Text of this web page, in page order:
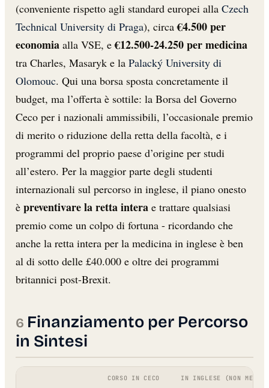
(conveniente rispetto agli standard europei alla Czech
Technical University di Praga), circa€4.500 per
economia alla VSE, e€12.500-24.250 per medicina
tra Charles, Masaryk e la Palacký University di
Olomouc. Qui una borsa sposta concretamente il
budget, ma l’offerta è sottile: la Borsa del Governo
Ceco per i nazionali ammissibili, l’occasionale premio
di merito o riduzione della retta della facoltà, e i
programmi del proprio paese d’origine per studi
all’estero. Per la maggior parte degli studenti
internazionali sul percorso in inglese, il piano onesto
è preventivare la retta intera e trattare qualsiasi
premio come un colpo di fortuna - ricordando che
anche la retta intera per la medicina in inglese è ben
al di sotto delle £40.000 e oltre dei programmi
britannici post-Brexit.
Finanziamento per Percorso
in Sintesi
CORSO IN CECO IN INGLESE (NON